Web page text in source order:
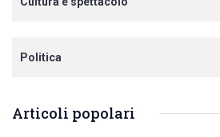
Politica
Articoli popolari